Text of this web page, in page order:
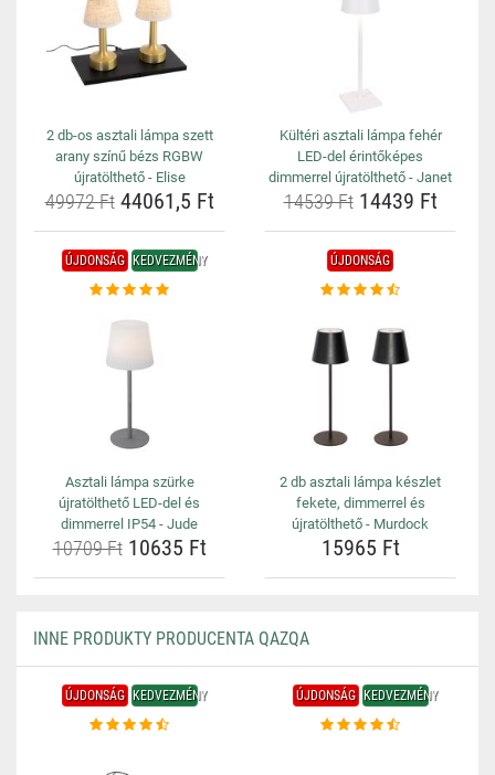
2 db-os asztali lámpa szett
arany színű bézs RGBW
újratölthető - Elise
49972 Ft44061,5 Ft
Kültéri asztali lámpa fehér
LED-del érintőképes
dimmerrel újratölthető - Janet
14539 Ft14439 Ft
ÚJDONSÁG KEDVEZMÉNY
Asztali lámpa szürke
újratölthető LED-del és
dimmerrel IP54 - Jude
10709 Ft10635 Ft
ÚJDONSÁG
2 db asztali lámpa készlet
fekete, dimmerrel és
újratölthető - Murdock
15965 Ft
INNE PRODUKTY PRODUCENTA QAZQA
ÚJDONSÁG KEDVEZMÉNY ÚJDONSÁG KEDVEZMÉNY